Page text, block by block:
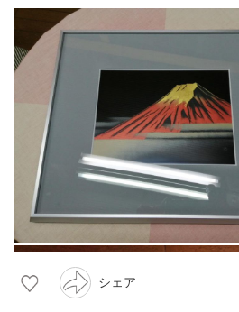
シェア